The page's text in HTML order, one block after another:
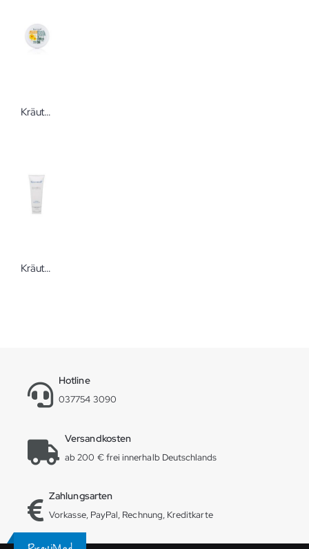
KräuterhoF Creme mit Ringelblume 100 ml
KräuterhoF Reinigungsgel Hyaluron+Phytokomplex 200 ml
Hotline
037754 3090
Versandkosten
ab 200 € frei innerhalb Deutschlands
Zahlungsarten
Vorkasse, PayPal, Rechnung, Kreditkarte